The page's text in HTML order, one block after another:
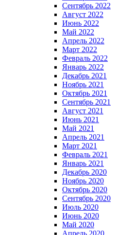
Сентябрь 2022
Август 2022
Июнь 2022
Май 2022
Апрель 2022
Март 2022
Февраль 2022
Январь 2022
Декабрь 2021
Ноябрь 2021
Октябрь 2021
Сентябрь 2021
Август 2021
Июнь 2021
Май 2021
Апрель 2021
Март 2021
Февраль 2021
Январь 2021
Декабрь 2020
Ноябрь 2020
Октябрь 2020
Сентябрь 2020
Июль 2020
Июнь 2020
Май 2020
Апрель 2020